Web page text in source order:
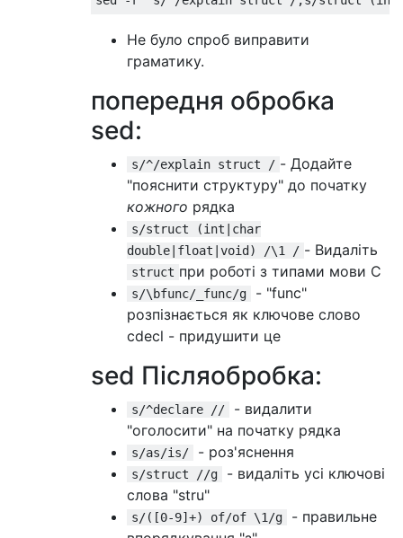
Не було спроб виправити
граматику.
попередня обробка
sed:
s/^/explain struct / - Додайте
"пояснити структуру" до початку
кожного рядка
s/struct (int|char
double|float|void) /\1 / - Видаліть
struct при роботі з типами мови С
s/\bfunc/_func/g
- "func"
розпізнається як ключове слово
cdecl - придушити це
sed Післяобробка:
s/^declare //
- видалити
"оголосити" на початку рядка
s/as/is/ - роз'яснення
s/struct //g
- видаліть усі ключові
слова "stru"
s/([0-9]+) of/of \1/g
- правильне